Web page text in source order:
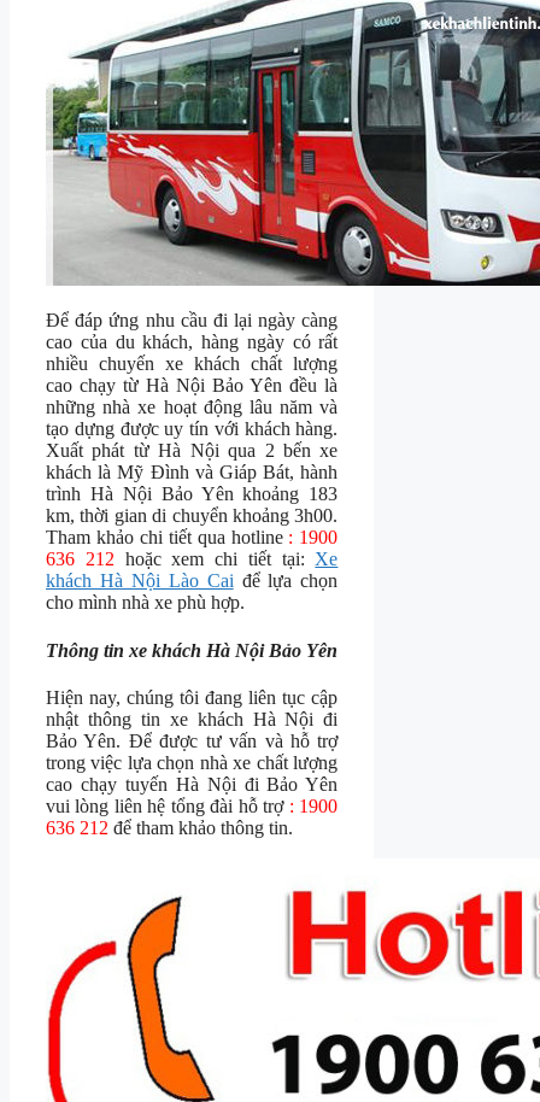
Để đáp ứng nhu cầu đi lại ngày càng
cao của du khách, hàng ngày có rất
nhiều chuyến xe khách chất lượng
cao chạy từ Hà Nội Bảo Yên đều là
những nhà xe hoạt động lâu năm và
tạo dựng được uy tín với khách hàng.
Xuất phát từ Hà Nội qua 2 bến xe
khách là Mỹ Đình và Giáp Bát, hành
trình Hà Nội Bảo Yên khoảng 183
km, thời gian di chuyển khoảng 3h00.
Tham khảo chi tiết qua hotline : 1900
636 212 hoặc xem chi tiết tại: Xe
khách Hà Nội Lào Cai để lựa chọn
cho mình nhà xe phù hợp.
Thông tin xe khách Hà Nội Bảo Yên
Hiện nay, chúng tôi đang liên tục cập
nhật thông tin xe khách Hà Nội đi
Bảo Yên. Để được tư vấn và hỗ trợ
trong việc lựa chọn nhà xe chất lượng
cao chạy tuyến Hà Nội đi Bảo Yên
vui lòng liên hệ tổng đài hỗ trợ : 1900
636 212 để tham khảo thông tin.